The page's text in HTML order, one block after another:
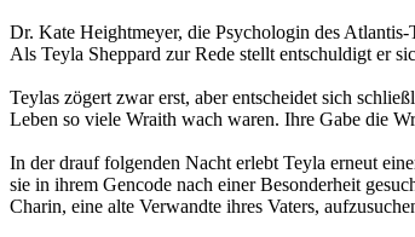
Dr. Kate Heightmeyer, die Psychologin des
Als Teyla Sheppard zur Rede stellt entschuldigt er
Teylas zögert zwar erst, aber entscheidet sich
Leben so viele Wraith wach waren. Ihre Gabe die
In der drauf folgenden Nacht erlebt Teyla erneut
sie in ihrem Gencode nach einer Besonderheit
Charin, eine alte Verwandte ihres Vaters,